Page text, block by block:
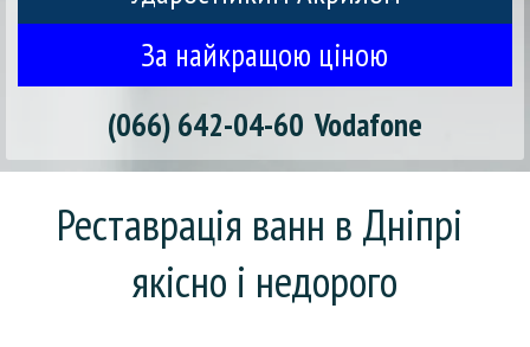
За найкращою ціною
(066) 642-04-60 Vodafone
Реставрація ванн в Дніпрі
якісно і недорого